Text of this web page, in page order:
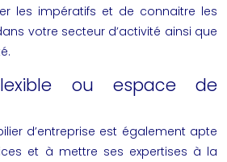
les impératifs et de connaitre les
votre secteur d’activité ainsi que
ou espace de
d’entreprise est également apte
et à mettre ses expertises à la